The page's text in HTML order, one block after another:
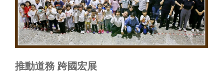
推動道務 跨國宏展